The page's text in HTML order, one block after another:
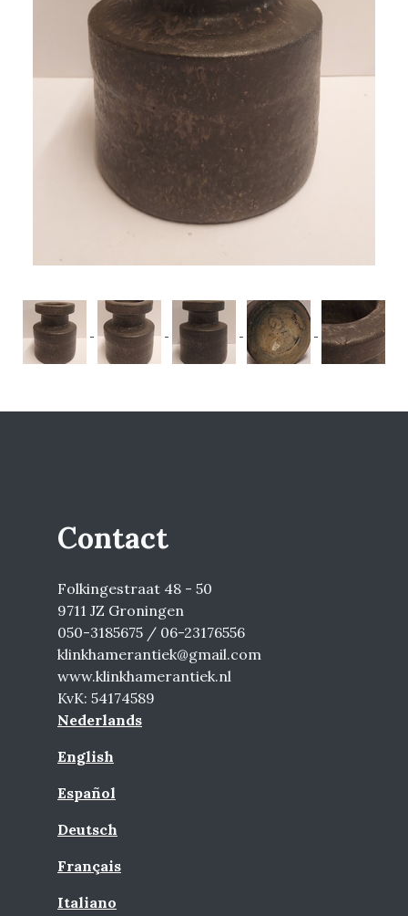
Contact
Folkingestraat 48 - 50
9711 JZ Groningen
050-3185675 / 06-23176556
klinkhamerantiek@gmail.com
www.klinkhamerantiek.nl
KvK: 54174589
Nederlands
English
Español
Deutsch
Français
Italiano